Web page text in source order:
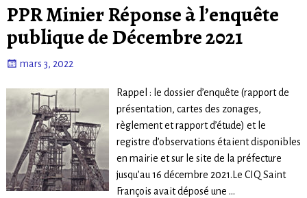
PPR Minier Réponse à l’enquête
publique de Décembre 2021
mars 3, 2022
Rappel : le dossier d’enquête (rapport de
présentation, cartes des zonages,
règlement et rapport d’étude) et le
registre d’observations étaient disponibles
en mairie et sur le site de la préfecture
jusqu’au 16 décembre 2021.Le CIQ Saint
François avait déposé une …